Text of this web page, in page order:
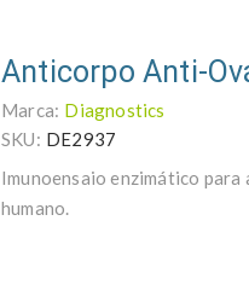
Anticorpo Anti-
Marca: Diagnostics
SKU: DE2937
Imunoensaio enzimático
humano.